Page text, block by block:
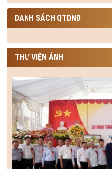
DANH SÁCH QTDND
THƯ VIỆN ẢNH